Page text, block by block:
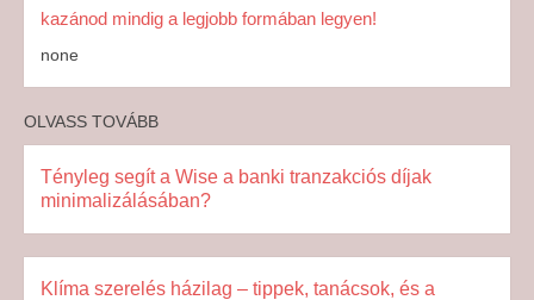
kazánod mindig a legjobb formában legyen!
none
OLVASS TOVÁBB
Tényleg segít a Wise a banki tranzakciós díjak
minimalizálásában?
Klíma szerelés házilag – tippek, tanácsok, és a